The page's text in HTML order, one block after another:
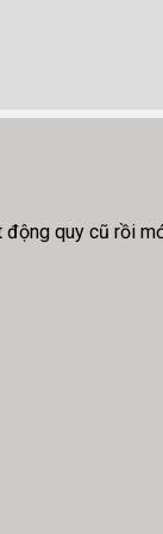
quy cũ rồi